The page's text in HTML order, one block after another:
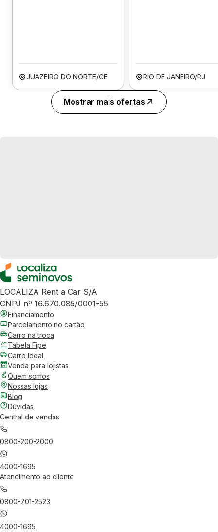
JUAZEIRO DO NORTE/CE RIO DE JANEIRO/RJ
Mostrar mais ofertas
LOCALIZA Rent a Car S/A
CNPJ nº 16.670.085/0001-55
Financiamento
Parcelamento no cartão
Carro na troca
Tabela Fipe
Carro Ideal
Venda para lojistas
Quem somos
Nossas lojas
Blog
Dúvidas
Central de vendas
0800-200-2000
4000-1695
Atendimento ao cliente
0800-701-2523
4000-1695